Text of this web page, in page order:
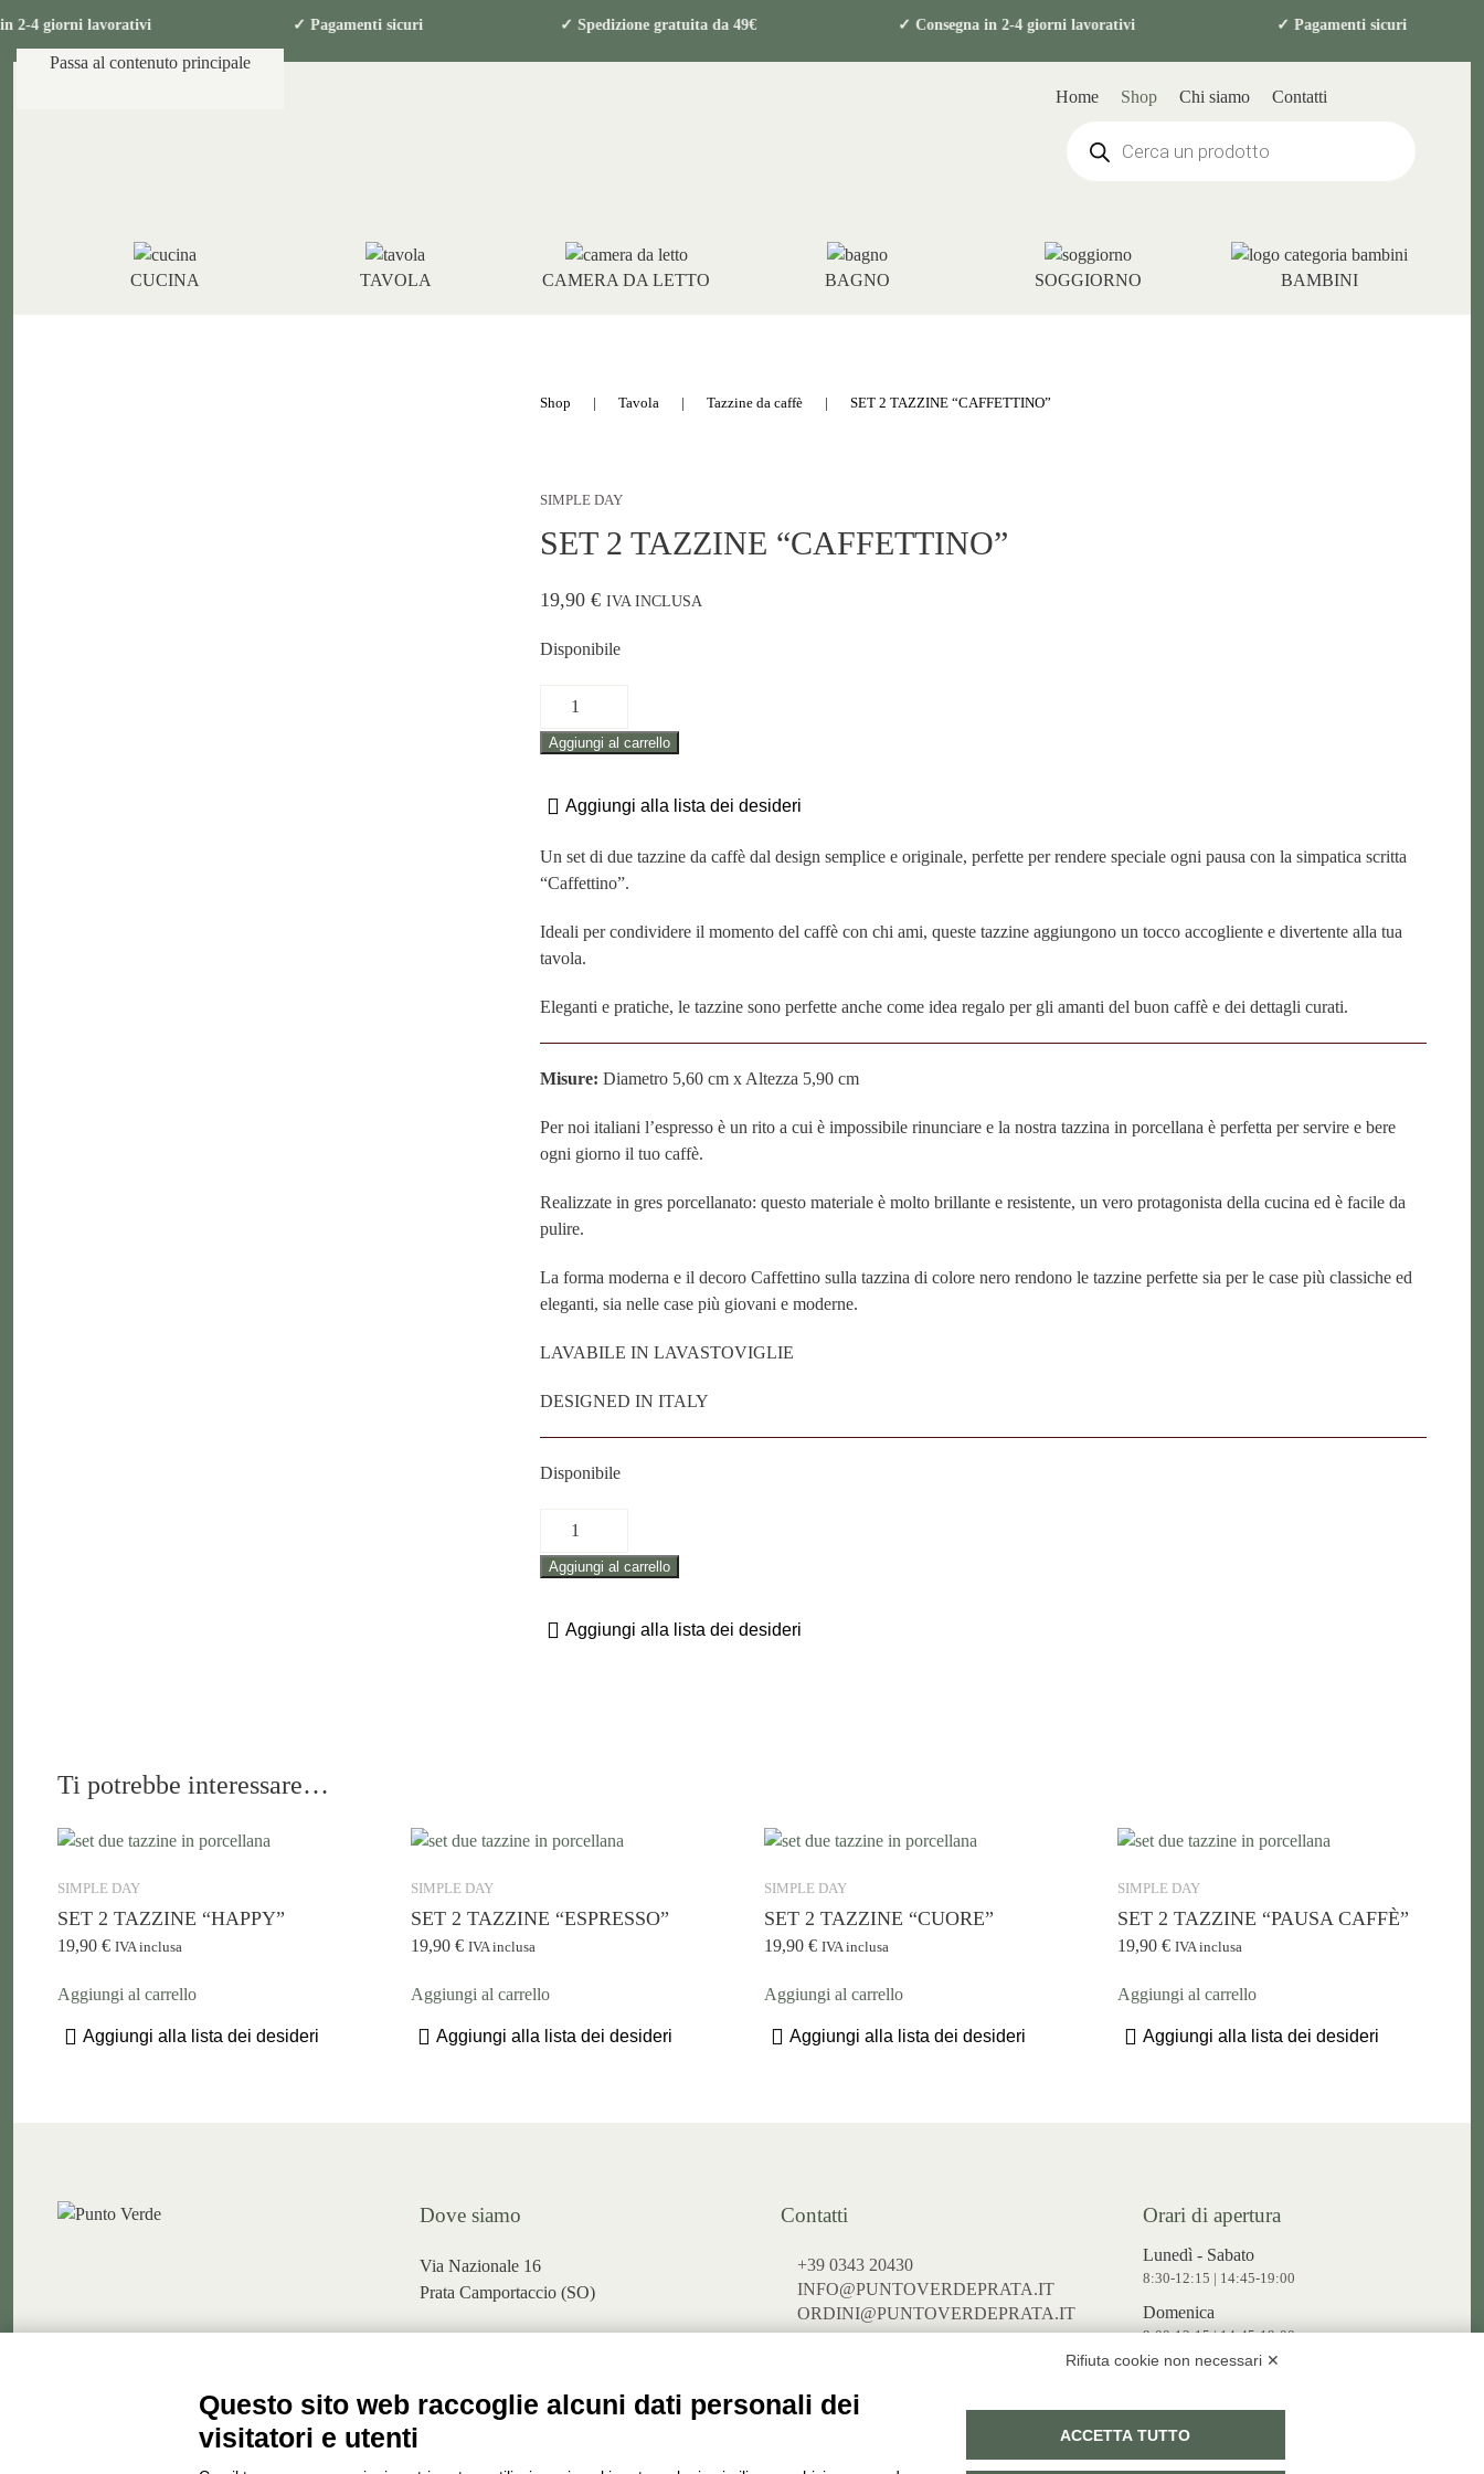
in 2-4 giorni lavorativi ✓ Pagamenti sicuri ✓ Spedizione gratuita da 49€ ✓ Consegna in 2-4 giorni lavorativi ✓ Pagamenti
Passa al contenuto principale
Home
Shop Chi siamo
Contatti
search
CUCINA TAVOLA CAMERA DA LETTO BAGNO SOGGIORNO BAMBINI
Shop Tavola Tazzine da caffè SET 2 TAZZINE “CAFFETTINO”
SIMPLE DAY
SET 2 TAZZINE “CAFFETTINO”
19,90 € IVA INCLUSA
Disponibile
TAZZINE
quantità
Aggiungi al carrello
Aggiungi alla lista dei desideri
Un set di due tazzine da caffè dal design semplice e originale, perfette per rendere speciale ogni pausa con la simpatica scritta
“Caffettino”.
Ideali per condividere il momento del caffè con chi ami, queste tazzine aggiungono un tocco accogliente e divertente alla tua
tavola.
Eleganti e pratiche, le tazzine sono perfette anche come idea regalo per gli amanti del buon caffè e dei dettagli curati.
Misure: Diametro 5,60 cm x Altezza 5,90 cm
Per noi italiani l’espresso è un rito a cui è impossibile rinunciare e la nostra tazzina in porcellana è perfetta per servire e bere
ogni giorno il tuo caffè.
Realizzate in gres porcellanato: questo materiale è molto brillante e resistente, un vero protagonista della cucina ed è facile da
pulire.
La forma moderna e il decoro Caffettino sulla tazzina di colore nero rendono le tazzine perfette sia per le case più classiche ed
eleganti, sia nelle case più giovani e moderne.
LAVABILE IN LAVASTOVIGLIE
DESIGNED IN ITALY
Disponibile
TAZZINE
quantità
Aggiungi al carrello
Aggiungi alla lista dei desideri
Ti potrebbe interessare…
SIMPLE DAY
SET 2 TAZZINE “HAPPY”
19,90 € IVA inclusa
Aggiungi al carrello
Aggiungi alla lista dei desideri
SIMPLE DAY
SET 2 TAZZINE “ESPRESSO”
19,90 € IVA inclusa
Aggiungi al carrello
Aggiungi alla lista dei desideri
SIMPLE DAY
SET 2 TAZZINE “CUORE”
19,90 € IVA inclusa
Aggiungi al carrello
Aggiungi alla lista dei desideri
SIMPLE DAY
SET 2 TAZZINE “PAUSA CAFFÈ”
19,90 € IVA inclusa
Aggiungi al carrello
Aggiungi alla lista dei desideri
Dove siamo
Via Nazionale 16
Prata Camportaccio (SO)
apri in google maps
Contatti
+39 0343 20430
INFO@PUNTOVERDEPRATA.IT
ORDINI@PUNTOVERDEPRATA.IT
Orari di apertura
Lunedì - Sabato
8:30-12:15 | 14:45-19:00
Domenica
9:00-12:15 | 14:45-19:00
Rifiuta cookie non necessari ✕
Questo sito web raccoglie alcuni dati personali dei
visitatori e utenti
ACCETTA TUTTO